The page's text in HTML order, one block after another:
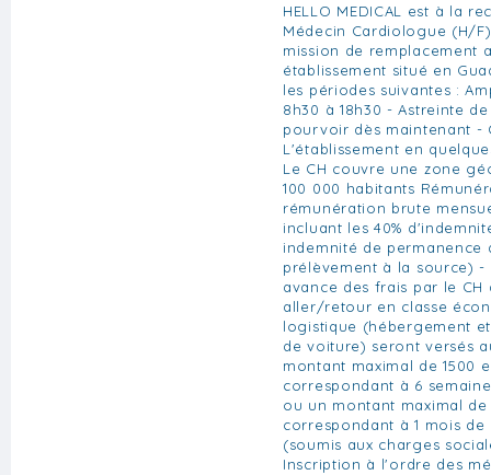
HELLO MEDICAL est à la
Médecin Cardiologue (H/
mission de remplacement
établissement situé en
les périodes suivantes :
8h30 à 18h30 - Astreinte
pourvoir dès maintenant -
L'établissement en
Le CH couvre une zone
100 000 habitants
rémunération brute
incluant les 40%
indemnité de permanence
prélèvement à la source) -
avance des frais par le
aller/retour en classe
logistique (hébergement
de voiture) seront versés
montant maximal de 1500
correspondant à 6
ou un montant maximal
correspondant à 1 mois
(soumis aux charges
Inscription à l'ordre des